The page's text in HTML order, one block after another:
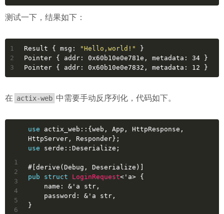
测试一下，结果如下：
1
2
3
Result { msg: "Hello,world!"
}
Pointer { addr: 0x60b10e0e781e, metadata: 34 }
Pointer { addr: 0x60b10e0e7832, metadata: 12 }
在 actix-web 中需要手动反序列化，代码如下。
1
2
3
4
5
6
use actix_web::{web, App, HttpResponse,
HttpServer, Responder};
use serde::Deserialize;
#[derive(Debug, Deserialize)]
pub
struct LoginRequest< 'a> {
    name: &
'a str ,
    password: &
'a str ,
}